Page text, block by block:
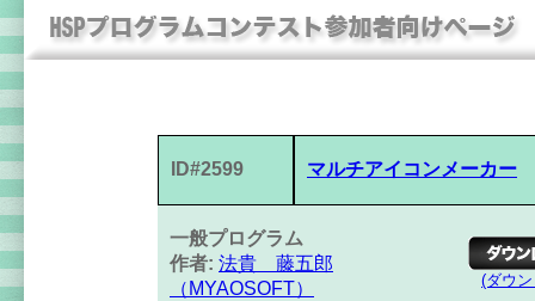
ID#2599 マルチアイコンメーカー
一般プログラム
作者: 法貴 藤五郎
（MYAOSOFT）
(ダウ